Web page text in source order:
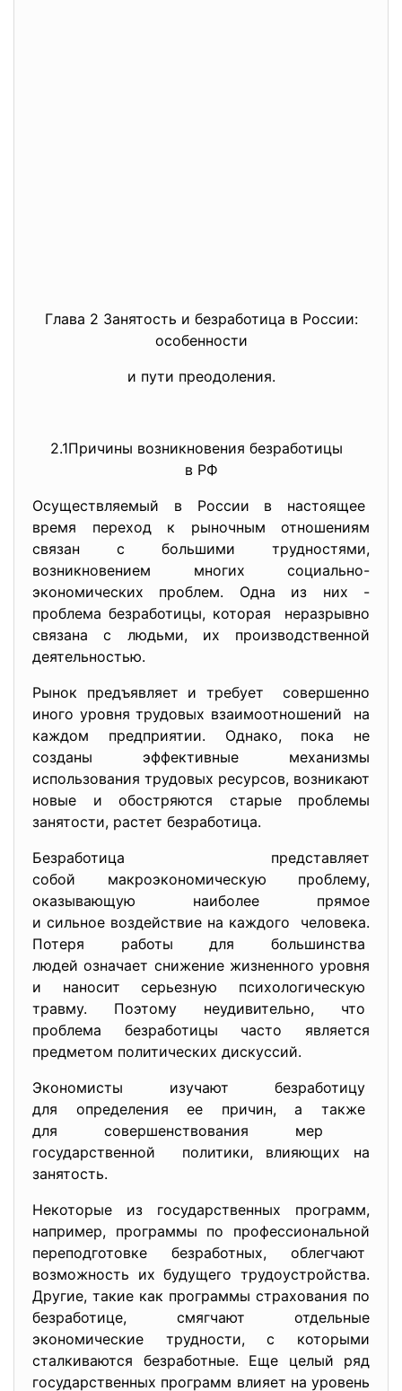
Глава 2 Занятость и безработица в России:
особенности
и пути преодоления.
2.1Причины возникновения безработицы
в РФ
Осуществляемый в России в настоящее
время переход к рыночным отношениям
связан с большими трудностями,
возникновением многих социально-
экономических проблем. Одна из них -
проблема безработицы, которая неразрывно
связана с людьми, их производственной
деятельностью.
Рынок предъявляет и требует совершенно
иного уровня трудовых взаимоотношений на
каждом предприятии. Однако, пока не
созданы эффективные механизмы
использования трудовых ресурсов, возникают
новые и обостряются старые проблемы
занятости, растет безработица.
Безработица представляет
собой макроэкономическую проблему,
оказывающую наиболее прямое
и сильное воздействие на каждого человека.
Потеря работы для большинства
людей означает снижение жизненного уровня
и наносит серьезную психологическую
травму. Поэтому неудивительно, что
проблема безработицы часто является
предметом политических дискуссий.
Экономисты изучают безработицу
для определения ее причин, а также
для совершенствования мер
государственной политики, влияющих на
занятость.
Некоторые из государственных программ,
например, программы по профессиональной
переподготовке безработных, облегчают
возможность их будущего трудоустройства.
Другие, такие как программы страхования по
безработице, смягчают отдельные
экономические трудности, с которыми
сталкиваются безработные. Еще целый ряд
государственных программ влияет на уровень